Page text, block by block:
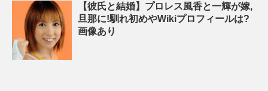
【彼氏と結婚】プロレス風香と一輝が嫁,
旦那に!馴れ初めやWikiプロフィールは?
画像あり